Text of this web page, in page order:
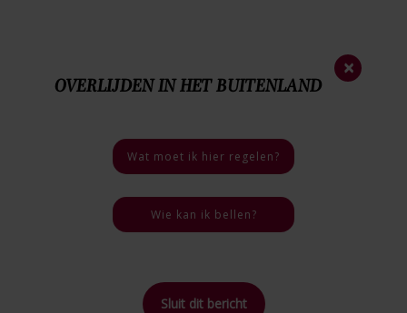
5 / 5
×
OVERLIJDEN IN HET BUITENLAND
Wat moet ik hier regelen?
Wie kan ik bellen?
Sluit dit bericht